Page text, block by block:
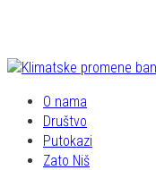
O nama
Društvo
Putokazi
Zato Niš